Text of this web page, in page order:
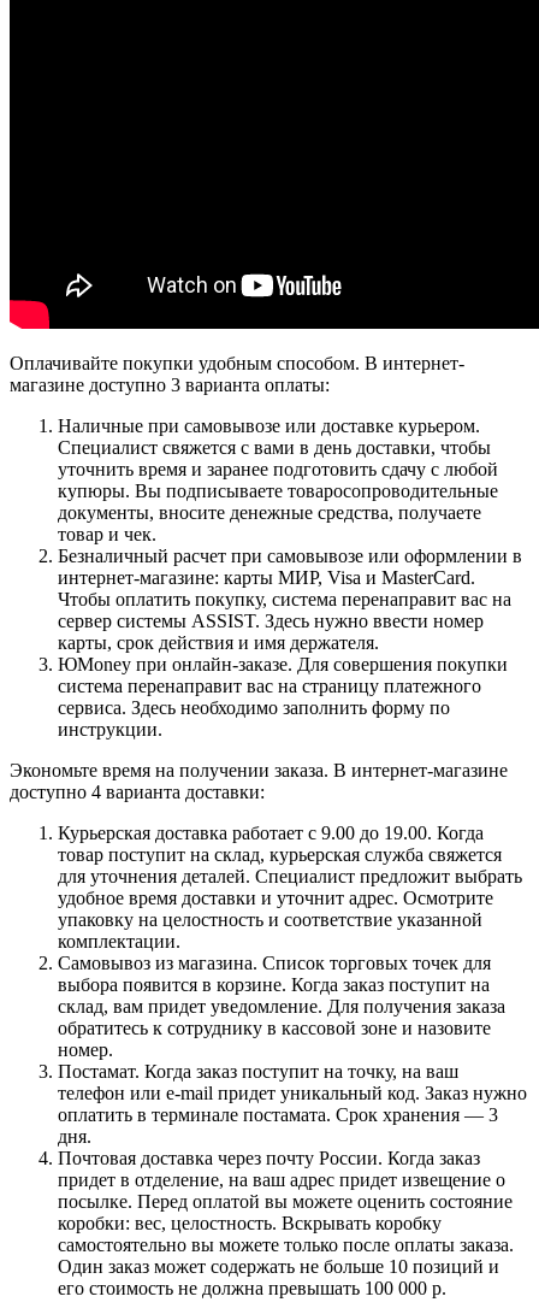
Оплачивайте покупки удобным способом. В интернет-
магазине доступно 3 варианта оплаты:
Наличные при самовывозе или доставке курьером.
Специалист свяжется с вами в день доставки, чтобы
уточнить время и заранее подготовить сдачу с любой
купюры. Вы подписываете товаросопроводительные
документы, вносите денежные средства, получаете
товар и чек.
Безналичный расчет при самовывозе или оформлении в
интернет-магазине: карты МИР, Visa и MasterCard.
Чтобы оплатить покупку, система перенаправит вас на
сервер системы ASSIST. Здесь нужно ввести номер
карты, срок действия и имя держателя.
ЮMoney при онлайн-заказе. Для совершения покупки
система перенаправит вас на страницу платежного
сервиса. Здесь необходимо заполнить форму по
инструкции.
Экономьте время на получении заказа. В интернет-магазине
доступно 4 варианта доставки:
Курьерская доставка работает с 9.00 до 19.00. Когда
товар поступит на склад, курьерская служба свяжется
для уточнения деталей. Специалист предложит выбрать
удобное время доставки и уточнит адрес. Осмотрите
упаковку на целостность и соответствие указанной
комплектации.
Самовывоз из магазина. Список торговых точек для
выбора появится в корзине. Когда заказ поступит на
склад, вам придет уведомление. Для получения заказа
обратитесь к сотруднику в кассовой зоне и назовите
номер.
Постамат. Когда заказ поступит на точку, на ваш
телефон или e-mail придет уникальный код. Заказ нужно
оплатить в терминале постамата. Срок хранения — 3
дня.
Почтовая доставка через почту России. Когда заказ
придет в отделение, на ваш адрес придет извещение о
посылке. Перед оплатой вы можете оценить состояние
коробки: вес, целостность. Вскрывать коробку
самостоятельно вы можете только после оплаты заказа.
Один заказ может содержать не больше 10 позиций и
его стоимость не должна превышать 100 000 р.